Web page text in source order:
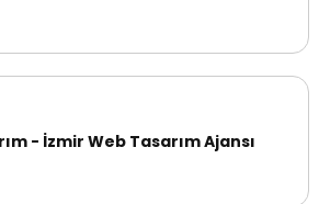
- İzmir Web Tasarım Ajansı